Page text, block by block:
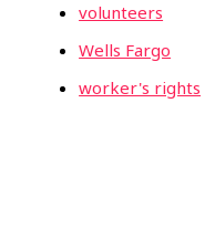
volunteers
Wells Fargo
worker's rights